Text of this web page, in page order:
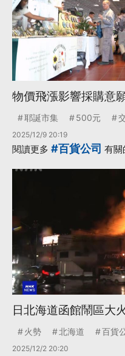
物價飛漲影響採購意
耶誕市集 500元
2025/12/9 20:19
閱讀更多 #百貨公司 有關
日北海道函館鬧區大
火勢 北海道 百貨
2025/12/2 20:20